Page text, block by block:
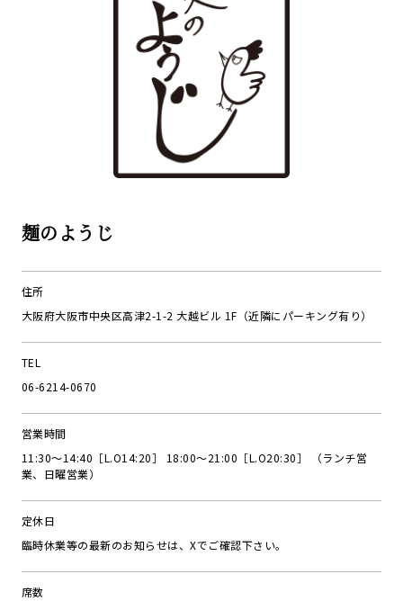
麺のようじ
住所
大阪府大阪市中央区高津2-1-2 大越ビル 1F（近隣にパーキング有り）
TEL
06-6214-0670
営業時間
11:30～14:40［L.O14:20］ 18:00～21:00［L.O20:30］ （ランチ営
業、日曜営業）
定休日
臨時休業等の最新のお知らせは、Xでご確認下さい。
席数